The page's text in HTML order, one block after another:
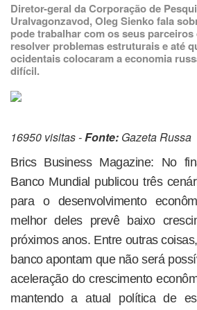
Diretor-geral da Corporação de
Uralvagonzavod, Oleg Sienko fala
pode trabalhar com os seus
resolver problemas estruturais e até
ocidentais colocaram a economia
difícil.
16950 visitas -Fonte: Gazeta Russa
Brics Business Magazine: No
Banco Mundial publicou três
para o desenvolvimento
melhor deles prevê baixo
próximos anos. Entre outras
banco apontam que não será
aceleração do crescimento
mantendo a atual política de